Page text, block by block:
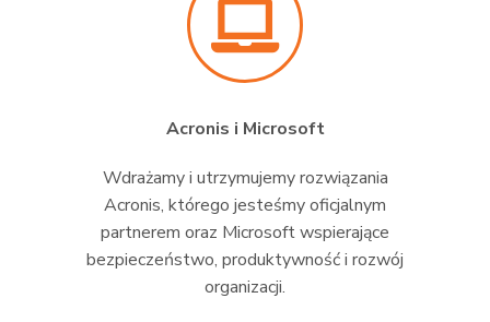
Acronis i Microsoft
Wdrażamy i utrzymujemy rozwiązania
Acronis, którego jesteśmy oficjalnym
partnerem oraz Microsoft wspierające
bezpieczeństwo, produktywność i rozwój
organizacji.